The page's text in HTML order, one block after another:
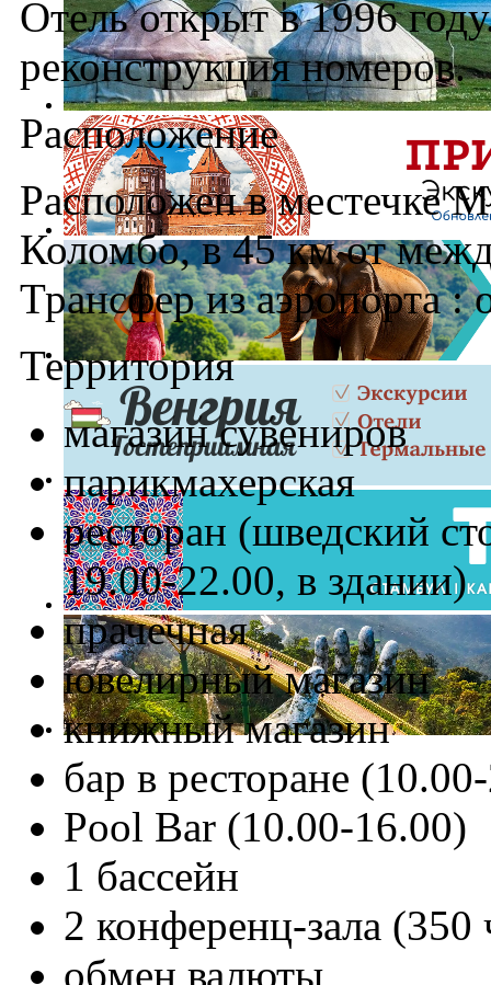
Отель открыт в 1996
реконструкция номеров.
Расположение
Расположен в местечке
Коломбо, в 45 км от
Трансфер из аэропорта :
Территория
магазин сувениров
парикмахерская
ресторан (шведский
19.00-22.00, в здании)
прачечная
ювелирный магазин
книжный магазин
бар в ресторане
Pool Bar (10.00-16.00)
1 бассейн
2 конференц-зала (350
обмен валюты